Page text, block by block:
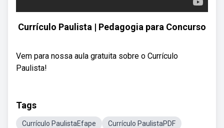
Currículo Paulista | Pedagogia para Concurso
Vem para nossa aula gratuita sobre o Currículo
Paulista!
Tags
Currículo PaulistaEfape
Currículo PaulistaPDF